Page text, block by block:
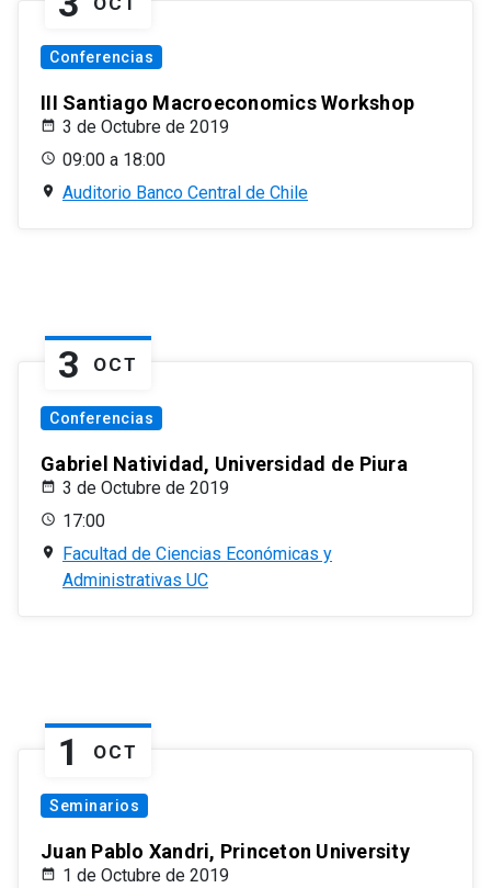
Conferencias
III Santiago Macroeconomics Workshop
3 de Octubre de 2019
09:00 a 18:00
Auditorio Banco Central de Chile
3 OCT
Conferencias
Gabriel Natividad, Universidad de Piura
3 de Octubre de 2019
17:00
Facultad de Ciencias Económicas y
Administrativas UC
1 OCT
Seminarios
Juan Pablo Xandri, Princeton University
1 de Octubre de 2019